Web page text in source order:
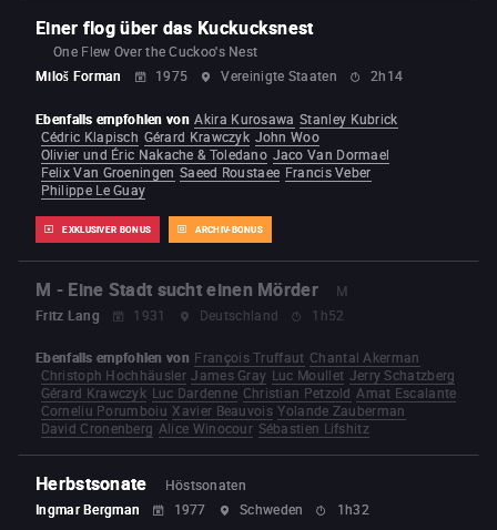
Einer flog über das Kuckucksnest
One Flew Over the Cuckoo's Nest
Miloš Forman
1975 Vereinigte Staaten 2h14
EXKLUSIVER BONUS ARCHIV-BONUS
Ebenfalls empfohlen von Akira Kurosawa Stanley Kubrick
Cédric Klapisch Gérard Krawczyk John Woo
Olivier und Éric Nakache & Toledano Jaco Van Dormael
Felix Van Groeningen Saeed Roustaee Francis Veber
Philippe Le Guay
M - Eine Stadt sucht einen Mörder
M
Fritz Lang
1931 Deutschland 1h52
Ebenfalls empfohlen von François Truffaut Chantal Akerman
Christoph Hochhäusler James Gray Luc Moullet Jerry Schatzberg
Gérard Krawczyk Luc Dardenne Christian Petzold Amat Escalante
Corneliu Porumboiu Xavier Beauvois Yolande Zauberman
David Cronenberg Alice Winocour Sébastien Lifshitz
Herbstsonate
Höstsonaten
Ingmar Bergman
1977 Schweden 1h32